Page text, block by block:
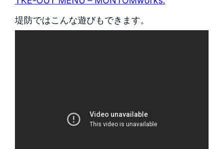
堤防ではこんな遊びもできます。